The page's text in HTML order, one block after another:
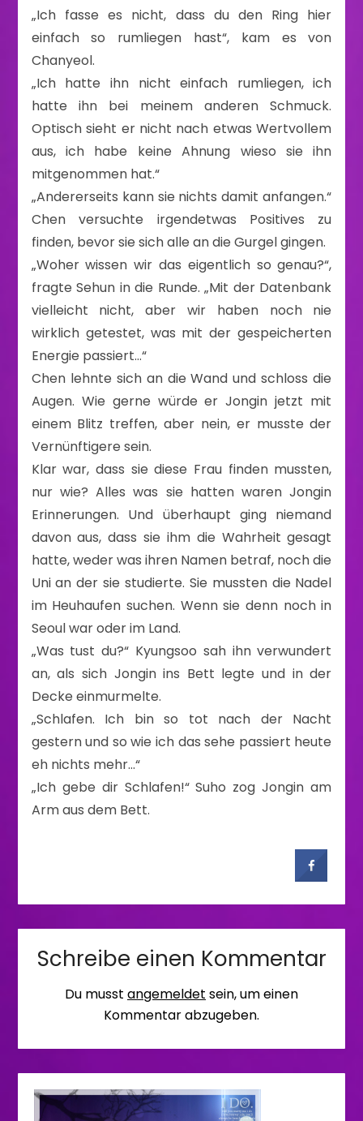
„Ich fasse es nicht, dass du den Ring hier
einfach so rumliegen hast“, kam es von
Chanyeol.
„Ich hatte ihn nicht einfach rumliegen, ich
hatte ihn bei meinem anderen Schmuck.
Optisch sieht er nicht nach etwas Wertvollem
aus, ich habe keine Ahnung wieso sie ihn
mitgenommen hat.“
„Andererseits kann sie nichts damit anfangen.“
Chen versuchte irgendetwas Positives zu
finden, bevor sie sich alle an die Gurgel gingen.
„Woher wissen wir das eigentlich so genau?“,
fragte Sehun in die Runde. „Mit der Datenbank
vielleicht nicht, aber wir haben noch nie
wirklich getestet, was mit der gespeicherten
Energie passiert…“
Chen lehnte sich an die Wand und schloss die
Augen. Wie gerne würde er Jongin jetzt mit
einem Blitz treffen, aber nein, er musste der
Vernünftigere sein.
Klar war, dass sie diese Frau finden mussten,
nur wie? Alles was sie hatten waren Jongin
Erinnerungen. Und überhaupt ging niemand
davon aus, dass sie ihm die Wahrheit gesagt
hatte, weder was ihren Namen betraf, noch die
Uni an der sie studierte. Sie mussten die Nadel
im Heuhaufen suchen. Wenn sie denn noch in
Seoul war oder im Land.
„Was tust du?“ Kyungsoo sah ihn verwundert
an, als sich Jongin ins Bett legte und in der
Decke einmurmelte.
„Schlafen. Ich bin so tot nach der Nacht
gestern und so wie ich das sehe passiert heute
eh nichts mehr…“
„Ich gebe dir Schlafen!“ Suho zog Jongin am
Arm aus dem Bett.
Schreibe einen Kommentar
Du musst angemeldet sein, um einen
Kommentar abzugeben.